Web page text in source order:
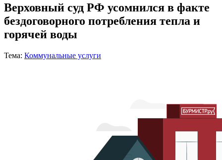
Верховный суд РФ усомнился в факте
бездоговорного потребления тепла и
горячей воды
Тема: Коммунальные услуги